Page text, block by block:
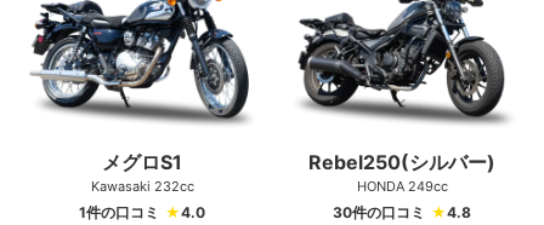
メグロS1
Kawasaki 232cc
1件の口コミ ★4.0
Rebel250(シルバー)
HONDA 249cc
30件の口コミ ★4.8